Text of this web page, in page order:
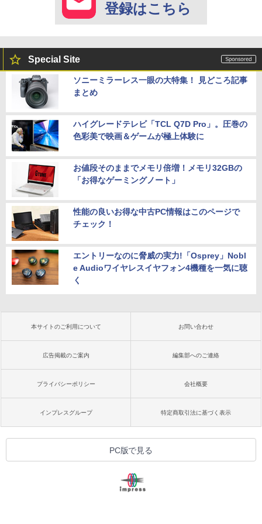
登録はこちら
Special Site
ソニーミラーレス一眼の大特集！ 見どころ記事
まとめ
ハイグレードテレビ「TCL Q7D Pro」。圧巻の
色彩美で映画＆ゲームが極上体験に
お値段そのままでメモリ倍増！メモリ32GBの
「お得なゲーミングノート」
性能の良いお得な中古PC情報はこのページで
チェック！
エントリーなのに脅威の実力!「Osprey」Nobl
e Audioワイヤレスイヤフォン4機種を一気に聴
く
本サイトのご利用について お問い合わせ
広告掲載のご案内 編集部へのご連絡
プライバシーポリシー 会社概要
インプレスグループ 特定商取引法に基づく表示
PC版で見る